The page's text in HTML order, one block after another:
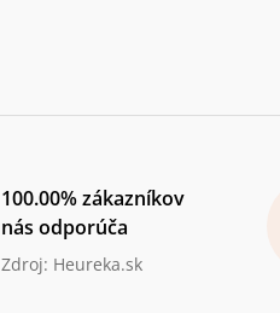
100.00% zákazníkov
nás odporúča
Zdroj: Heureka.sk